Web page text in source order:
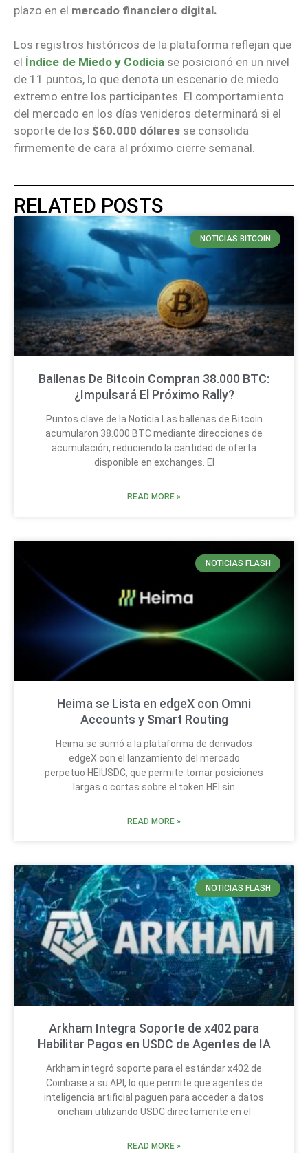
plazo en el mercado financiero digital.
Los registros históricos de la plataforma reflejan que
el Índice de Miedo y Codicia se posicionó en un nivel
de 11 puntos, lo que denota un escenario de miedo
extremo entre los participantes. El comportamiento
del mercado en los días venideros determinará si el
soporte de los $60.000 dólares se consolida
firmemente de cara al próximo cierre semanal.
RELATED POSTS
NOTICIAS BITCOIN
Ballenas De Bitcoin Compran 38.000 BTC:
¿Impulsará El Próximo Rally?
Puntos clave de la Noticia Las ballenas de Bitcoin
acumularon 38.000 BTC mediante direcciones de
acumulación, reduciendo la cantidad de oferta
disponible en exchanges. El
READ MORE »
NOTICIAS FLASH
Heima se Lista en edgeX con Omni
Accounts y Smart Routing
Heima se sumó a la plataforma de derivados
edgeX con el lanzamiento del mercado
perpetuo HEIUSDC, que permite tomar posiciones
largas o cortas sobre el token HEI sin
READ MORE »
NOTICIAS FLASH
Arkham Integra Soporte de x402 para
Habilitar Pagos en USDC de Agentes de IA
Arkham integró soporte para el estándar x402 de
Coinbase a su API, lo que permite que agentes de
inteligencia artificial paguen para acceder a datos
onchain utilizando USDC directamente en el
READ MORE »